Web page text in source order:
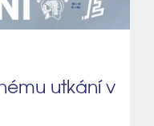
utkání v